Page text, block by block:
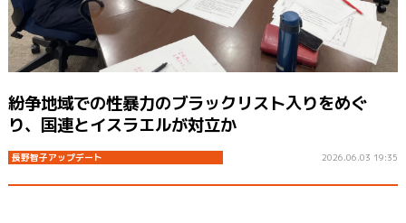
紛争地域での性暴力のブラックリスト入りをめぐ
り、国連とイスラエルが対立か
長野智子アップデート 2026.06.03 19:35